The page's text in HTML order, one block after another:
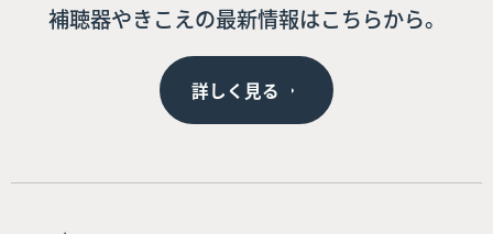
補聴器やきこえの最新情報はこちらから。
詳しく見る